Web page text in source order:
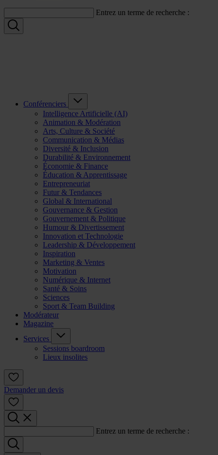
Entrez un terme de recherche :
Conférenciers
Intelligence Artificielle (AI)
Animation & Modération
Arts, Culture & Société
Communication & Médias
Diversité & Inclusion
Durabilité & Environnement
Économie & Finance
Éducation & Apprentissage
Entrepreneuriat
Futur & Tendances
Global & International
Gouvernance & Gestion
Gouvernement & Politique
Humour & Divertissement
Innovation et Technologie
Leadership & Développement
Inspiration
Marketing & Ventes
Motivation
Numérique & Internet
Santé & Soins
Sciences
Sport & Team Building
Modérateur
Magazine
Services
Sessions boardroom
Lieux insolites
Demander un devis
Entrez un terme de recherche :